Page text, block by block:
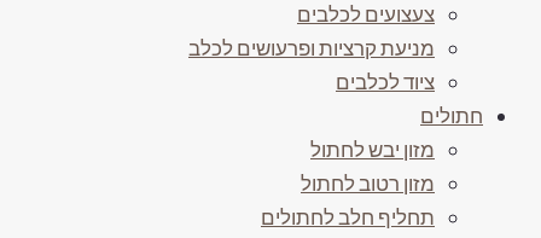
צעצועים לכלבים
מניעת קרציות ופרעושים לכלב
ציוד לכלבים
חתולים
מזון יבש לחתול
מזון רטוב לחתול
תחליף חלב לחתולים